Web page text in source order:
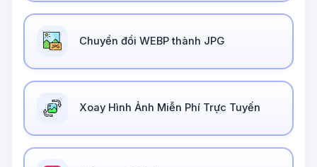
Chuyển đổi WEBP thành JPG
Xoay Hình Ảnh Miễn Phí Trực Tuyến